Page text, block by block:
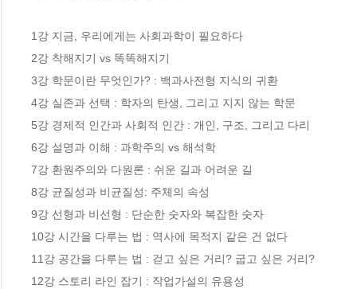
1강 지금, 우리에게는 사회과학이 필요하다
2강 착해지기 vs 똑똑해지기
3강 학문이란 무엇인가? : 백과사전형 지식의 귀환
4강 실존과 선택 : 학자의 탄생, 그리고 지지 않는 학문
5강 경제적 인간과 사회적 인간 : 개인, 구조, 그리고 다리
6강 설명과 이해 : 과학주의 vs 해석학
7강 환원주의와 다원론 : 쉬운 길과 어려운 길
8강 균질성과 비균질성: 주체의 속성
9강 선형과 비선형 : 단순한 숫자와 복잡한 숫자
10강 시간을 다루는 법 : 역사에 목적지 같은 건 없다
11강 공간을 다루는 법 : 걷고 싶은 거리? 굽고 싶은 거리?
12강 스토리 라인 잡기 : 작업가설의 유용성